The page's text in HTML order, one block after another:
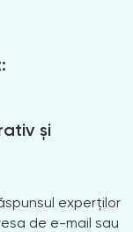
și
experților
de e-mail sau